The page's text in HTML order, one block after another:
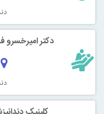
دکتر امیرخسرو